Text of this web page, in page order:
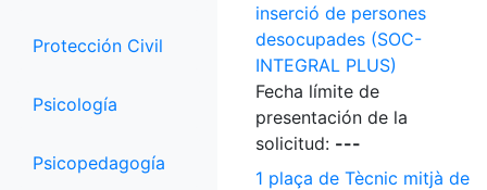
Protección Civil
Psicología
Psicopedagogía
inserció de persones
desocupades (SOC-
INTEGRAL PLUS)
Fecha límite de
presentación de la
solicitud: ---
1 plaça de Tècnic mitjà de